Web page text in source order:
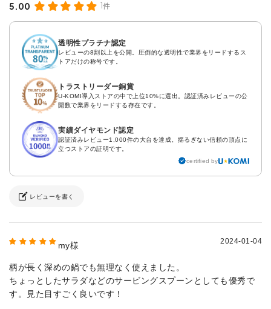
5.00 1件
透明性プラチナ認定
レビューの8割以上を公開。圧倒的な透明性で業界をリードするス
トアだけの称号です。
トラストリーダー銅賞
U-KOMI導入ストアの中で上位10%に選出。認証済みレビューの公
開数で業界をリードする存在です。
実績ダイヤモンド認定
認証済みレビュー1,000件の大台を達成。揺るぎない信頼の頂点に
立つストアの証明です。
certified by
レビューを書く
my様 2024-01-04
柄が長く深めの鍋でも無理なく使えました。
ちょっとしたサラダなどのサービングスプーンとしても優秀で
す。見た目すごく良いです！